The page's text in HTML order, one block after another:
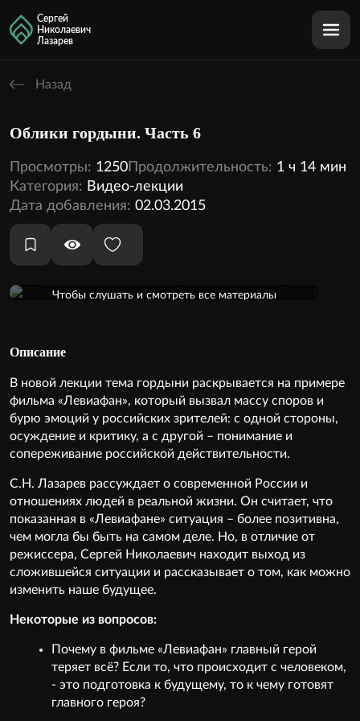
Сергей
Николаевич
Лазарев
Назад
Облики гордыни. Часть 6
Просмотры: 1250Продолжительность: 1 ч 14 мин
Категория: Видео-лекции
Дата добавления: 02.03.2015
Оформить подписку
Чтобы слушать и смотреть все материалы
Описание
В новой лекции тема гордыни раскрывается на примере
фильма «Левиафан», который вызвал массу споров и
бурю эмоций у российских зрителей: с одной стороны,
осуждение и критику, а с другой – понимание и
сопереживание российской действительности.
С.Н. Лазарев рассуждает о современной России и
отношениях людей в реальной жизни. Он считает, что
показанная в «Левиафане» ситуация – более позитивна,
чем могла бы быть на самом деле. Но, в отличие от
режиссера, Сергей Николаевич находит выход из
сложившейся ситуации и рассказывает о том, как можно
изменить наше будущее.
Некоторые из вопросов:
Почему в фильме «Левиафан» главный герой
теряет всё? Если то, что происходит с человеком,
- это подготовка к будущему, то к чему готовят
главного героя?